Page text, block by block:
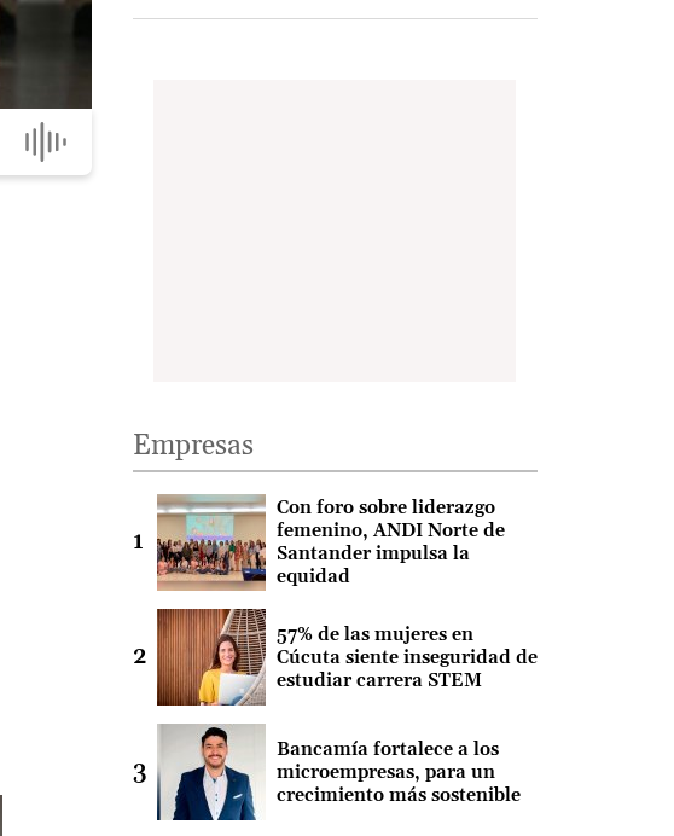
Empresas
Con foro sobre liderazgo
femenino, ANDI Norte de
Santander impulsa la
equidad
57% de las mujeres en
Cúcuta siente inseguridad de
estudiar carrera STEM
Bancamía fortalece a los
microempresas, para un
crecimiento más sostenible